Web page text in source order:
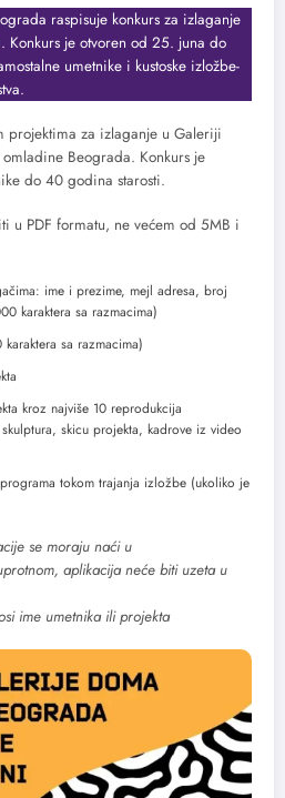
raspisuje konkurs za izlaganje
Konkurs je otvoren od 25. juna do
umetnike i kustoske izložbe-
projektima za izlaganje u Galeriji
Beograda. Konkurs je
do 40 godina starosti.
u PDF formatu, ne većem od 5MB i
ime i prezime, mejl adresa, broj
karaktera sa razmacima)
sa razmacima)
kroz najviše 10 reprodukcija
skicu projekta, kadrove iz video
tokom trajanja izložbe (ukoliko je
se moraju naći u
aplikacija neće biti uzeta u
ime umetnika ili projekta